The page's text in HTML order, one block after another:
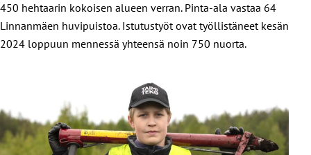
450 hehtaarin kokoisen alueen verran. Pinta-ala vastaa 64
Linnanmäen huvipuistoa. Istutustyöt ovat työllistäneet kesän
2024 loppuun mennessä yhteensä noin 750 nuorta.